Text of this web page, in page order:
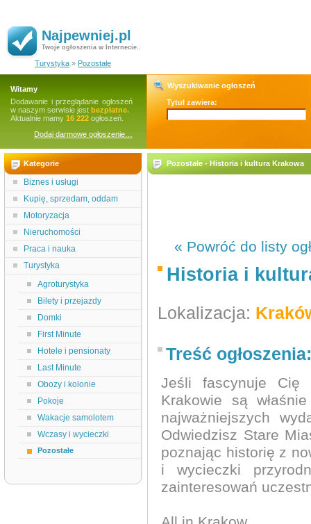
Najpewniej.pl
Twoje ogłoszenia w Internecie..
Turystyka » Pozostałe
Witamy
Dodawanie i przeglądanie ogłoszeń
w naszym serwisie jest bezpłatne.
Aktualnie mamy 16 222 ogłoszeń.
Dodaj darmowe ogłoszenie…
Wyszukiwanie ogłoszeń
Tytuł zawiera:
Kategorie
Biznes i usługi
Kupię, sprzedam, oddam
Motoryzacja
Nieruchomości
Praca i nauka
Turystyka
Agroturystyka
Bilety i przejazdy
Domki
First Minute
Hotele i pensionaty
Last Minute
Obozy i kolonie
Pokoje
Wakacje samolotem
Wczasy i wycieczki
Pozostałe
Pozostałe - Historia i kultura Krakowa
« Powróć do listy
Historia i
Lokalizacja:
Treść ogłoszenia:
Jeśli fascynuje Cię
Krakowie są
najważniejszych
Odwiedzisz Stare
poznając historię z
i wycieczki
zainteresowań